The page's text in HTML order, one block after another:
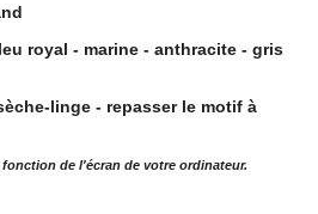
royal - marine - anthracite - gris
linge - repasser le motif à
de l'écran de votre ordinateur.